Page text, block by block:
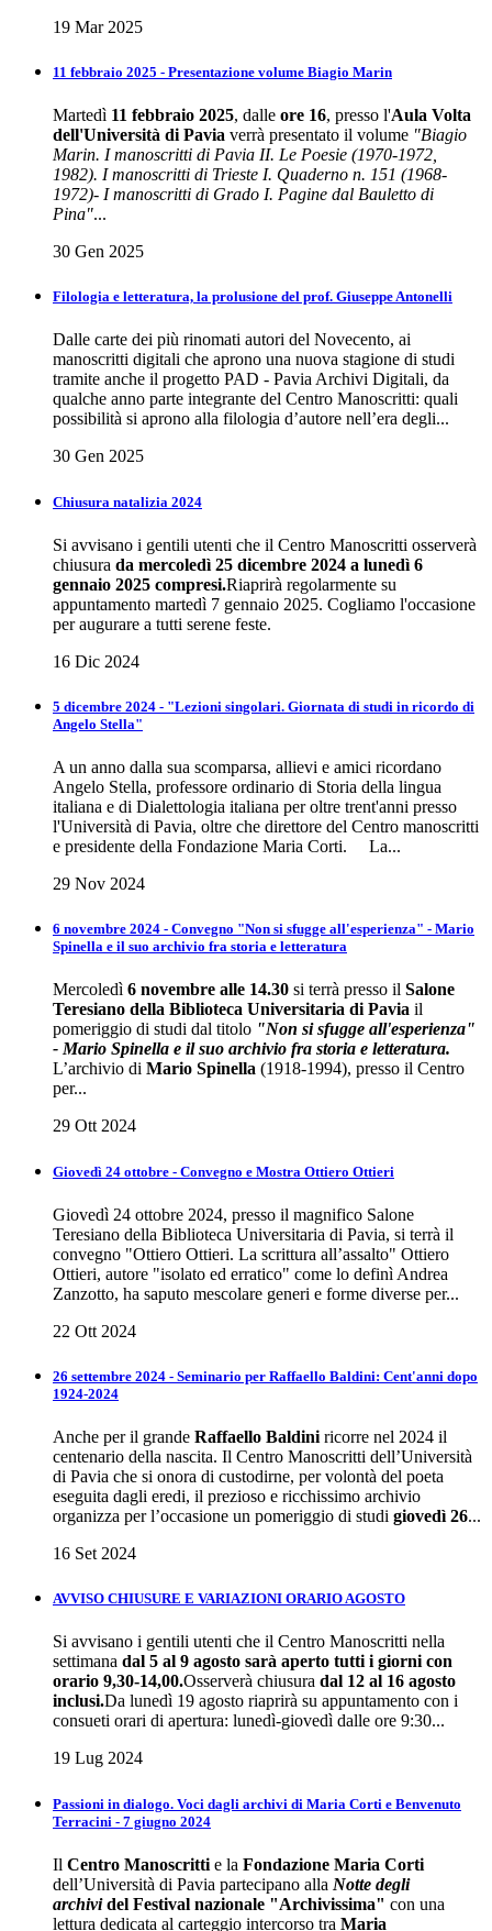
19 Mar 2025
11 febbraio 2025 - Presentazione volume Biagio Marin
Martedì 11 febbraio 2025, dalle ore 16, presso l'Aula Volta
dell'Università di Pavia verrà presentato il volume "Biagio
Marin. I manoscritti di Pavia II. Le Poesie (1970-1972,
1982). I manoscritti di Trieste I. Quaderno n. 151 (1968-
1972)- I manoscritti di Grado I. Pagine dal Bauletto di
Pina"...
30 Gen 2025
Filologia e letteratura, la prolusione del prof. Giuseppe Antonelli
Dalle carte dei più rinomati autori del Novecento, ai
manoscritti digitali che aprono una nuova stagione di studi
tramite anche il progetto PAD - Pavia Archivi Digitali, da
qualche anno parte integrante del Centro Manoscritti: quali
possibilità si aprono alla filologia d’autore nell’era degli...
30 Gen 2025
Chiusura natalizia 2024
Si avvisano i gentili utenti che il Centro Manoscritti osserverà
chiusura da mercoledì 25 dicembre 2024 a lunedì 6
gennaio 2025 compresi.Riaprirà regolarmente su
appuntamento martedì 7 gennaio 2025. Cogliamo l'occasione
per augurare a tutti serene feste.
16 Dic 2024
5 dicembre 2024 - "Lezioni singolari. Giornata di studi in ricordo di
Angelo Stella"
A un anno dalla sua scomparsa, allievi e amici ricordano
Angelo Stella, professore ordinario di Storia della lingua
italiana e di Dialettologia italiana per oltre trent'anni presso
l'Università di Pavia, oltre che direttore del Centro manoscritti
e presidente della Fondazione Maria Corti. La...
29 Nov 2024
6 novembre 2024 - Convegno "Non si sfugge all'esperienza" - Mario
Spinella e il suo archivio fra storia e letteratura
Mercoledì 6 novembre alle 14.30 si terrà presso il Salone
Teresiano della Biblioteca Universitaria di Pavia il
pomeriggio di studi dal titolo "Non si sfugge all'esperienza"
- Mario Spinella e il suo archivio fra storia e letteratura.
L’archivio di Mario Spinella (1918-1994), presso il Centro
per...
29 Ott 2024
Giovedì 24 ottobre - Convegno e Mostra Ottiero Ottieri
Giovedì 24 ottobre 2024, presso il magnifico Salone
Teresiano della Biblioteca Universitaria di Pavia, si terrà il
convegno "Ottiero Ottieri. La scrittura all’assalto" Ottiero
Ottieri, autore "isolato ed erratico" come lo definì Andrea
Zanzotto, ha saputo mescolare generi e forme diverse per...
22 Ott 2024
26 settembre 2024 - Seminario per Raffaello Baldini: Cent'anni dopo
1924-2024
Anche per il grande Raffaello Baldini ricorre nel 2024 il
centenario della nascita. Il Centro Manoscritti dell’Università
di Pavia che si onora di custodirne, per volontà del poeta
eseguita dagli eredi, il prezioso e ricchissimo archivio
organizza per l’occasione un pomeriggio di studi giovedì 26...
16 Set 2024
AVVISO CHIUSURE E VARIAZIONI ORARIO AGOSTO
Si avvisano i gentili utenti che il Centro Manoscritti nella
settimana dal 5 al 9 agosto sarà aperto tutti i giorni con
orario 9,30-14,00.Osserverà chiusura dal 12 al 16 agosto
inclusi.Da lunedì 19 agosto riaprirà su appuntamento con i
consueti orari di apertura: lunedì-giovedì dalle ore 9:30...
19 Lug 2024
Passioni in dialogo. Voci dagli archivi di Maria Corti e Benvenuto
Terracini - 7 giugno 2024
Il Centro Manoscritti e la Fondazione Maria Corti
dell’Università di Pavia partecipano alla Notte degli
archividel Festival nazionale "Archivissima" con una
lettura dedicata al carteggio intercorso tra Maria